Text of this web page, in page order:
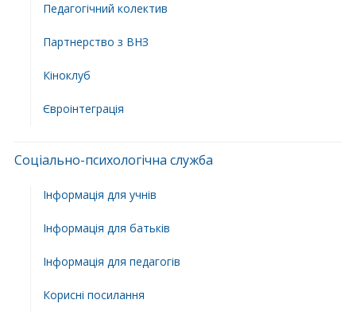
Педагогічний колектив
Партнерство з ВНЗ
Кіноклуб
Євроінтеграція
Соціально-психологічна служба
Інформація для учнів
Інформація для батьків
Інформація для педагогів
Корисні посилання